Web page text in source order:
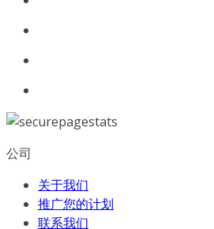
公司
关于我们
推广您的计划
联系我们